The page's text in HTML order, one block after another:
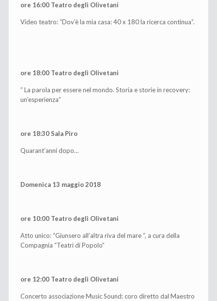
ore 16:00 Teatro degli Olivetani
Video teatro: “Dov’è la mia casa: 40 x 180 la ricerca continua”.
ore 18:00 Teatro degli Olivetani
” La parola per essere nel mondo. Storia e storie in recovery:
un’esperienza”
ore 18:30 Sala Piro
Quarant’anni dopo…
Domenica 13 maggio 2018
ore 10:00 Teatro degli Olivetani
Atto unico: “Giunsero all’altra riva del mare “, a cura della
Compagnia “Teatri di Popolo”
ore 12:00 Teatro degli Olivetani
Concerto associazione Music Sound: coro diretto dal Maestro